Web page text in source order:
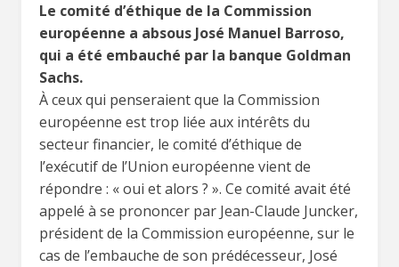
Le comité d’éthique de la Commission
européenne a absous José Manuel Barroso,
qui a été embauché par la banque Goldman
Sachs.
À ceux qui penseraient que la Commission
européenne est trop liée aux intérêts du
secteur financier, le comité d’éthique de
l’exécutif de l’Union européenne vient de
répondre : « oui et alors ? ». Ce comité avait été
appelé à se prononcer par Jean-Claude Juncker,
président de la Commission européenne, sur le
cas de l’embauche de son prédécesseur, José